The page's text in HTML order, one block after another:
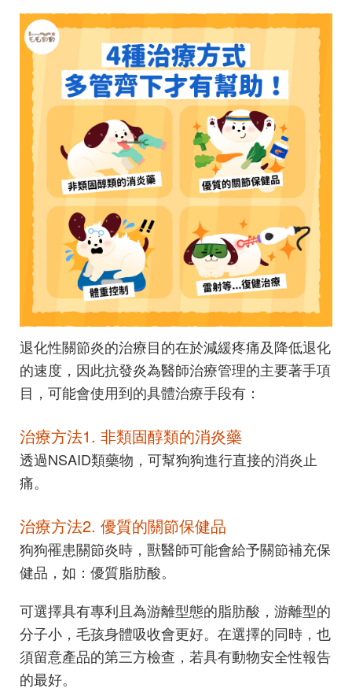
退化性關節炎的治療目的在於減緩疼痛及降低退化
的速度，因此抗發炎為醫師治療管理的主要著手項
目，可能會使用到的具體治療手段有：
治療方法1. 非類固醇類的消炎藥
透過NSAID類藥物，可幫狗狗進行直接的消炎止
痛。
治療方法2. 優質的關節保健品
狗狗罹患關節炎時，獸醫師可能會給予關節補充保
健品，如：優質脂肪酸。
可選擇具有專利且為游離型態的脂肪酸，游離型的
分子小，毛孩身體吸收會更好。在選擇的同時，也
須留意產品的第三方檢查，若具有動物安全性報告
的最好。